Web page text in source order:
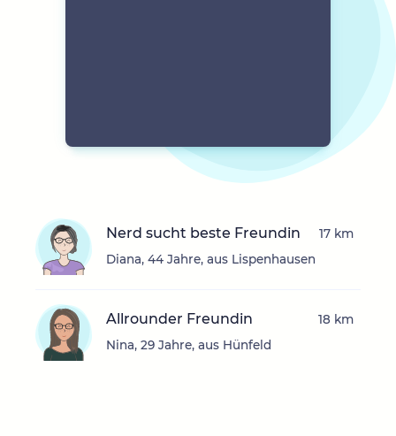
Nerd sucht beste Freundin
Diana, 44 Jahre, aus Lispenhausen
17 km
Allrounder Freundin
Nina, 29 Jahre, aus Hünfeld
18 km